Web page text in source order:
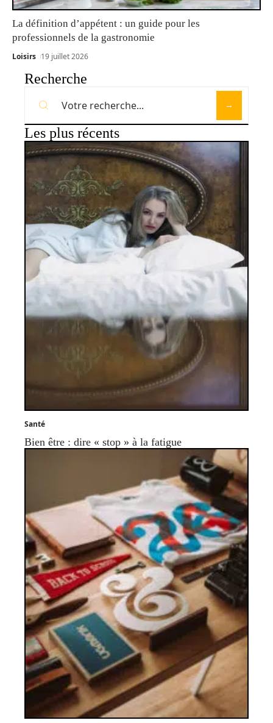
La définition d’appétent : un guide pour les
professionnels de la gastronomie
Loisirs 19 juillet 2026
Recherche
Les plus récents
Santé
Bien être : dire « stop » à la fatigue